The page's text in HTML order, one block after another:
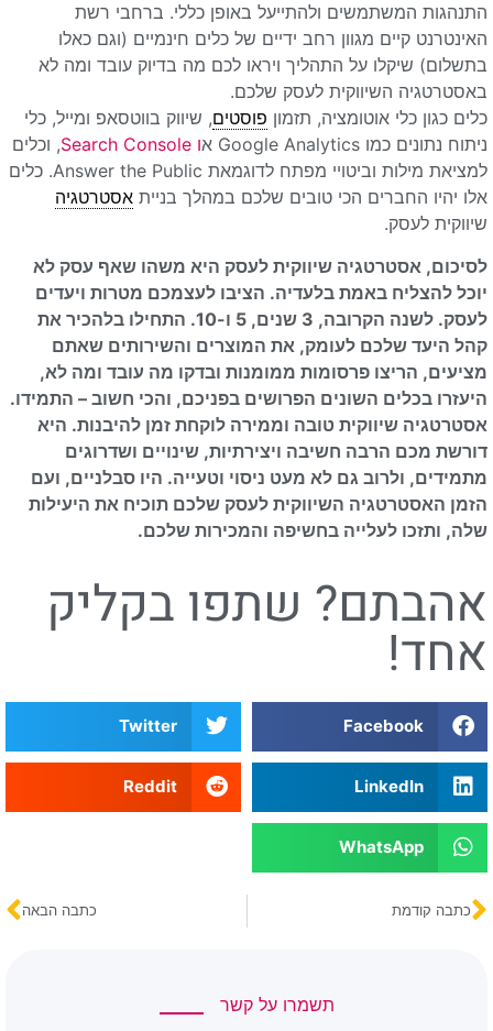
התנהגות המשתמשים ולהתייעל באופן כללי. ברחבי רשת
האינטרנט קיים מגוון רחב ידיים של כלים חינמיים (וגם כאלו
בתשלום) שיקלו על התהליך ויראו לכם מה בדיוק עובד ומה לא
באסטרטגיה השיווקית לעסק שלכם.
כלים כגון כלי אוטומציה, תזמון פוסטים, שיווק בווטסאפ ומייל, כלי
ניתוח נתונים כמו Google Analytics א
ו Search Console
, וכלים
למציאת מילות וביטויי מפתח לדוגמאת Answer the Public. כלים
אלו יהיו החברים הכי טובים שלכם במהלך בניית אסטרטגיה
שיווקית לעסק.
לסיכום, אסטרטגיה שיווקית לעסק היא משהו שאף עסק לא
יוכל להצליח באמת בלעדיה. הציבו לעצמכם מטרות ויעדים
לעסק. לשנה הקרובה, 3 שנים, 5 ו-10. התחילו בלהכיר את
קהל היעד שלכם לעומק, את המוצרים והשירותים שאתם
מציעים, הריצו פרסומות ממומנות ובדקו מה עובד ומה לא,
היעזרו בכלים השונים הפרושים בפניכם, והכי חשוב – התמידו.
אסטרטגיה שיווקית טובה וממירה לוקחת זמן להיבנות. היא
דורשת מכם הרבה חשיבה ויצירתיות, שינויים ושדרוגים
מתמידים, ולרוב גם לא מעט ניסוי וטעייה. היו סבלניים, ועם
הזמן האסטרטגיה השיווקית לעסק שלכם תוכיח את היעילות
שלה, ותזכו לעלייה בחשיפה והמכירות שלכם.
אהבתם? שתפו בקליק
אחד!
Facebook
Twitter
LinkedIn
Reddit
WhatsApp
כתבה קודמת כתבה הבאה
תשמרו על קשר